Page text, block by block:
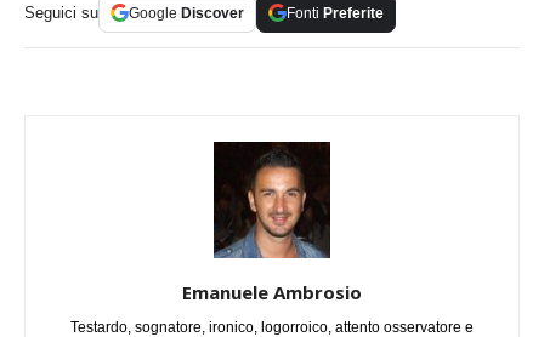
Seguici su Google Discover Fonti Preferite
Emanuele Ambrosio
Testardo, sognatore, ironico, logorroico, attento osservatore e